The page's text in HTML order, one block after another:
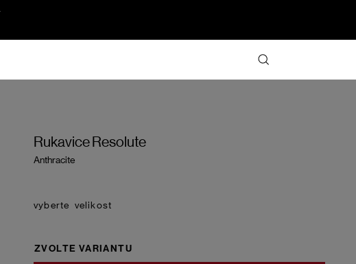
Rukavice Resolute
Anthracite
velikost
ZVOLTE VARIANTU